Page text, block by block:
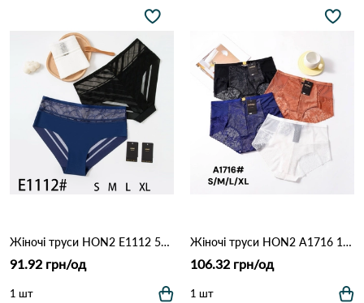
Жіночі труси HON2 E1112 5д Різні кольори
91.92 грн/од
1 шт
Жіночі труси HON2 A1716 10с Різні кольори
106.32 грн/од
1 шт